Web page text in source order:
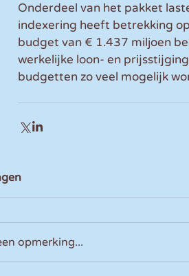
Onderdeel van het pakket
indexering heeft betrekking
budget van € 1.437 miljoen
werkelijke loon- en
budgetten zo veel mogelijk
opmerking...